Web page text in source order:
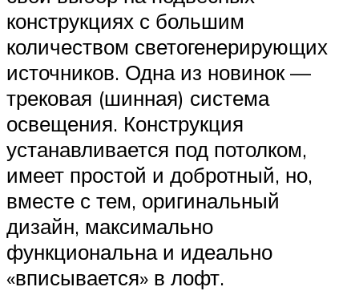
конструкциях с большим
количеством светогенерирующих
источников. Одна из новинок —
трековая (шинная) система
освещения. Конструкция
устанавливается под потолком,
имеет простой и добротный, но,
вместе с тем, оригинальный
дизайн, максимально
функциональна и идеально
«вписывается» в лофт.